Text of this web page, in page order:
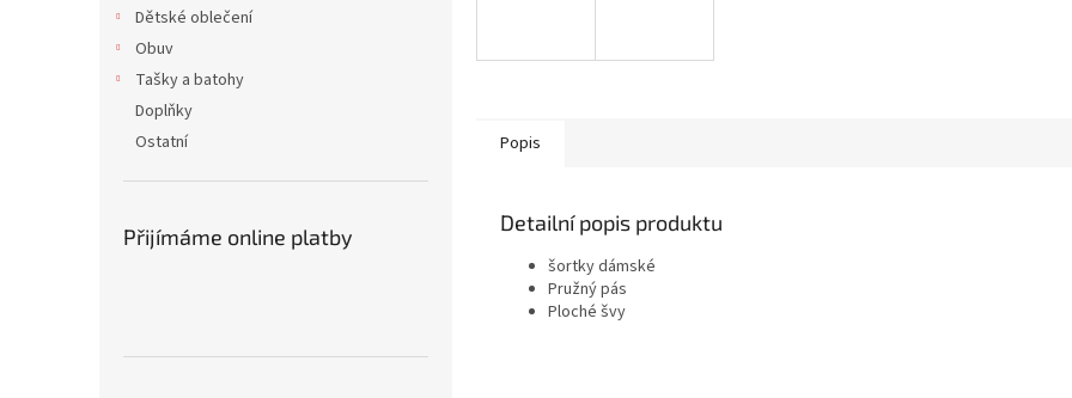
Dětské oblečení
Obuv
Tašky a batohy
Doplňky
Ostatní
Přijímáme online platby
Popis
Detailní popis produktu
šortky dámské
Pružný pás
Ploché švy